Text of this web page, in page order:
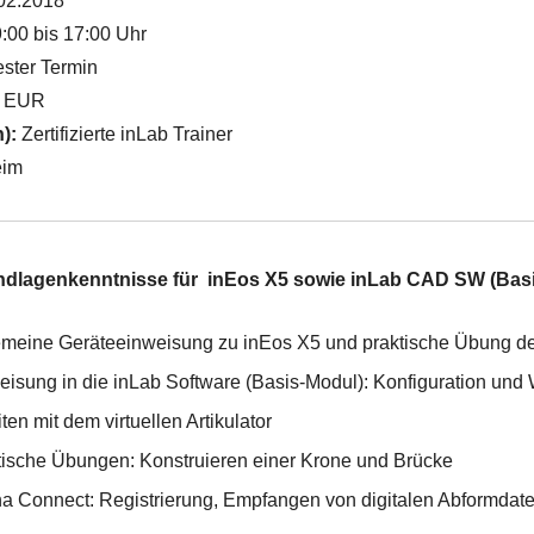
bis 17:00 Uhr
Termin
Zertifizierte inLab Trainer
für inEos X5 sowie inLab CAD SW
Geräteeinweisung zu inEos X5 und praktische Übung
in die inLab Software (Basis-Modul): Konfiguration und
mit dem virtuellen Artikulator
Übungen: Konstruieren einer Krone und Brücke
Connect: Registrierung, Empfangen von digitalen